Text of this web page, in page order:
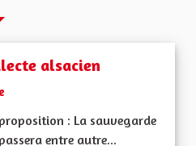
alsacien
: La sauvegarde
entre autre...